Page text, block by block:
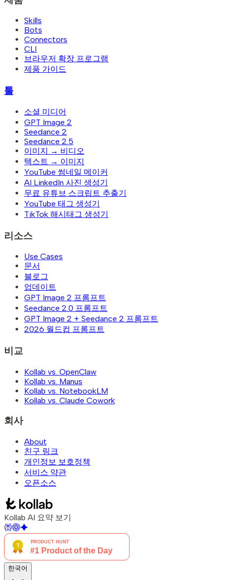
Skills
Bots
Connectors
CLI
브라우저 확장 프로그램
제품 가이드
툴
소셜 미디어
GPT Image 2
Seedance 2
Seedance 2.5
이미지 → 비디오
텍스트 → 이미지
YouTube 썸네일 메이커
AI LinkedIn 사진 생성기
무료 유튜브 스크립트 추출기
YouTube 태그 생성기
TikTok 해시태그 생성기
리소스
Use Cases
문서
블로그
업데이트
GPT Image 2 프롬프트
Seedance 2.0 프롬프트
GPT Image 2 + Seedance 2 프롬프트
2026 월드컵 프롬프트
비교
Kollab vs. OpenClaw
Kollab vs. Manus
Kollab vs. NotebookLM
Kollab vs. Claude Cowork
회사
About
친구 링크
개인정보 보호정책
서비스 약관
오픈소스
Kollab AI 요약 보기
한국어